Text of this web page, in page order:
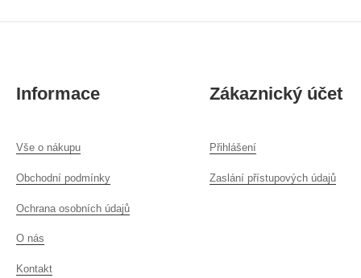
Informace
Vše o nákupu
Obchodní podmínky
Ochrana osobních údajů
O nás
Kontakt
Zákaznický účet
Přihlášení
Zaslání přístupových údajů